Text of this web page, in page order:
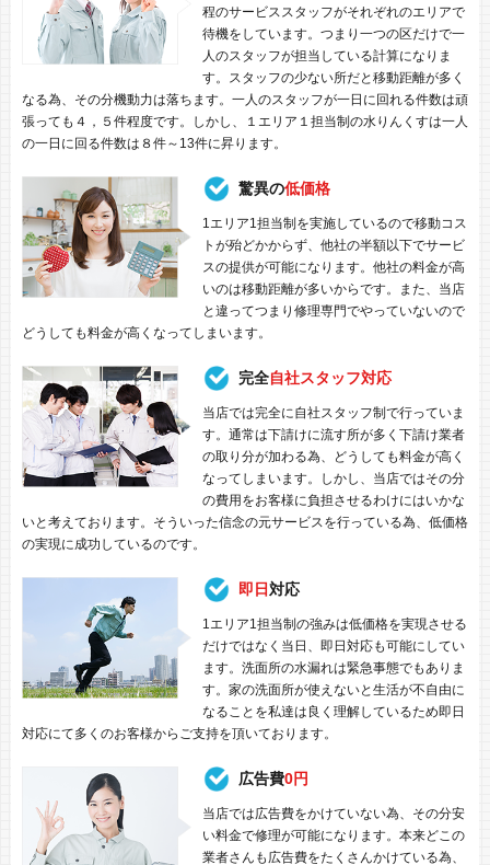
程のサービススタッフがそれぞれのエリアで
待機をしています。つまり一つの区だけで一
人のスタッフが担当している計算になりま
す。スタッフの少ない所だと移動距離が多く
なる為、その分機動力は落ちます。一人のスタッフが一日に回れる件数は頑
張っても４，５件程度です。しかし、１エリア１担当制の水りんくすは一人
の一日に回る件数は８件～13件に昇ります。
驚異の低価格
1エリア1担当制を実施しているので移動コス
トが殆どかからず、他社の半額以下でサービ
スの提供が可能になります。他社の料金が高
いのは移動距離が多いからです。また、当店
と違ってつまり修理専門でやっていないので
どうしても料金が高くなってしまいます。
完全自社スタッフ対応
当店では完全に自社スタッフ制で行っていま
す。通常は下請けに流す所が多く下請け業者
の取り分が加わる為、どうしても料金が高く
なってしまいます。しかし、当店ではその分
の費用をお客様に負担させるわけにはいかな
いと考えております。そういった信念の元サービスを行っている為、低価格
の実現に成功しているのです。
即日対応
1エリア1担当制の強みは低価格を実現させる
だけではなく当日、即日対応も可能にしてい
ます。洗面所の水漏れは緊急事態でもありま
す。家の洗面所が使えないと生活が不自由に
なることを私達は良く理解しているため即日
対応にて多くのお客様からご支持を頂いております。
広告費0円
当店では広告費をかけていない為、その分安
い料金で修理が可能になります。本来どこの
業者さんも広告費をたくさんかけている為、